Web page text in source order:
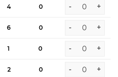
4 0 - +
6 0 - +
1 0 - +
2 0 - +